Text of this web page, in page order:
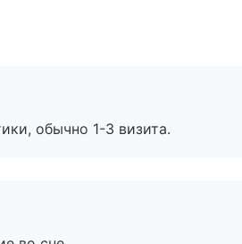
обычно 1-3 визита.